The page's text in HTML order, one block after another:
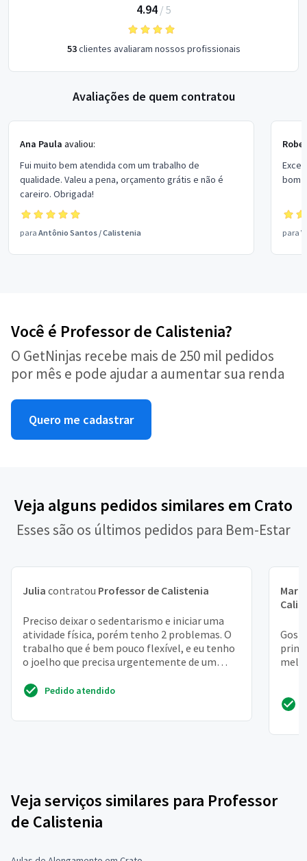
4.94/ 5
53clientes avaliaram nossos profissionais
Avaliações de quem contratou
Ana Paula avaliou:
Fui muito bem atendida com um trabalho de
qualidade. Valeu a pena, orçamento grátis e não é
careiro. Obrigada!
para Antônio Santos /Calistenia
bom
para
Você é Professor de Calistenia?
O GetNinjas recebe mais de 250 mil pedidos
por mês e pode ajudar a aumentar sua renda
Quero me cadastrar
Veja alguns pedidos similares em Crato
Esses são os últimos pedidos para Bem-Estar
Julia contratou Professor de Calistenia
Preciso deixar o sedentarismo e iniciar uma
atividade física, porém tenho 2 problemas. O
trabalho que é bem pouco flexível, e eu tenho
o joelho que precisa urgentemente de um
Pedido atendido
Veja serviços similares para Professor
de Calistenia